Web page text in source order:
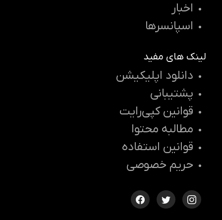
اخبار
اسپانسرها
لینک های مفید
دانلود اپلیکیشن
پشتیبانی
قوانین کپی‌رایت
مطالبه محتوا
قوانین استفاده
حریم خصوصی